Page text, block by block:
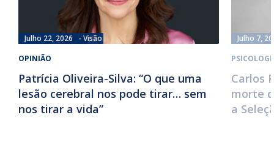
Julho 22, 2026
Visão
OPINIÃO
Patrícia Oliveira-Silva: “O que uma
lesão cerebral nos pode tirar… sem
nos tirar a vida”
Julho 7,
Carlos
morte
a